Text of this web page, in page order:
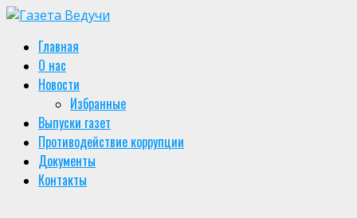
Skip
content
Primary
Menu
Главная
О нас
Новости
Избранные
Выпуски газет
Противодействие коррупции
Документы
Контакты